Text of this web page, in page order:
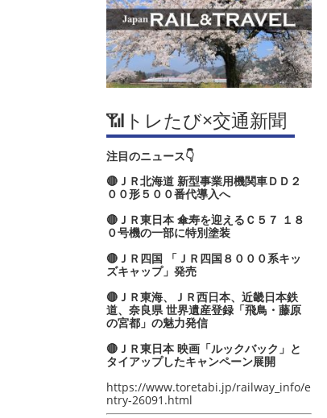
📶トレたび×交通新聞
注目のニュース👇
🔴ＪＲ北海道 新型事業用機関車ＤＤ２
００形５００番代導入へ
🔴ＪＲ東日本 傘寿を迎えるＣ５７ １８
０号機の一部に特別塗装
🔴ＪＲ四国 「ＪＲ四国８０００系キッ
ズキャップ」発売
🔴ＪＲ東海、ＪＲ西日本、近畿日本鉄
道、奈良県 世界遺産登録「飛鳥・藤原
の宮都」の魅力発信
🔴ＪＲ東日本 映画「ルックバック」と
タイアップしたキャンペーン展開
https://www.toretabi.jp/railway_info/e
ntry-26091.html